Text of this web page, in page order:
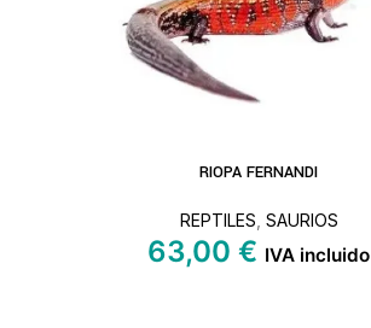
AÑADIR AL CARRITO
RIOPA FERNANDI
REPTILES SAURIOS
63,00€ IVA incluido